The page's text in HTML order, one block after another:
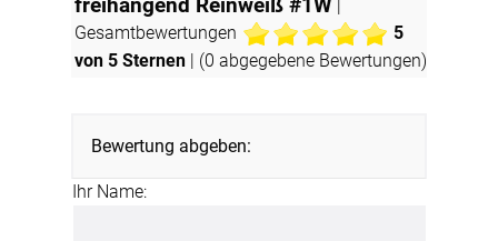
Gesamtbewertungen
5
von 5 Sternen
| (0 abgegebene Bewertungen)
Bewertung abgeben:
Ihr Name: